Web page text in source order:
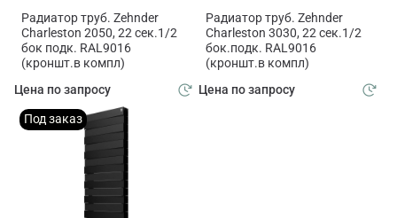
Радиатор труб. Zehnder
Charleston 2050, 22 сек.1/2
бок подк. RAL9016
(кроншт.в компл)
Цена по запросу
Радиатор труб. Zehnder
Charleston 3030, 22 сек.1/2
бок.подк. RAL9016
(кроншт.в компл)
Цена по запросу
Под заказ